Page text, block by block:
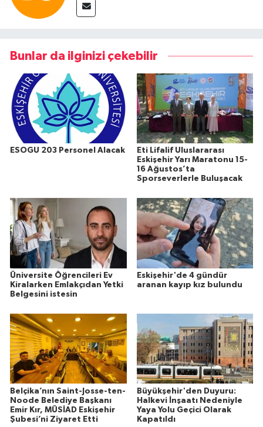
Bunlar da ilginizi çekebilir
ESOGU 203 Personel Alacak
Eti Lifalif Uluslararası
Eskişehir Yarı Maratonu 15-
16 Ağustos’ta
Sporseverlerle Buluşacak
Üniversite Öğrencileri Ev
Kiralarken Emlakçıdan Yetki
Belgesini istesin
Eskişehir'de 4 gündür
aranan kayıp kız bulundu
Belçika’nın Saint-Josse-ten-
Noode Belediye Başkanı
Emir Kır, MÜSİAD Eskişehir
Şubesi’ni Ziyaret Etti
Büyükşehir'den Duyuru:
Halkevi İnşaatı Nedeniyle
Yaya Yolu Geçici Olarak
Kapatıldı